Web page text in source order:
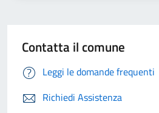
Contatta il comune
Leggi le domande frequenti
Richiedi Assistenza